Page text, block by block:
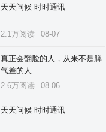
天天问候 时时通讯
2.1万阅读 08-07
真正会翻脸的人，从来不是脾
气差的人
2.6万阅读
08-06
天天问候 时时通讯